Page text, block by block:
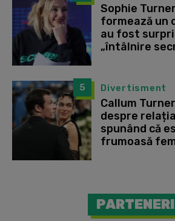
Sophie
formează un
au fost
„întâlnire
5 Divertisment
Callum
despre
spunând că
frumoasă
PARTENERI